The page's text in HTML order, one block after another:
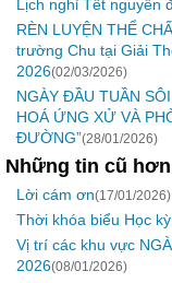
Lịch nghỉ Tết nguyên
RÈN LUYỆN THỂ
trường Chu tại Giải
2026(02/03/2026)
NGÀY ĐẦU TUẦN
HOÁ ỨNG XỬ VÀ
ĐƯỜNG”(28/01/2026)
Những tin cũ hơn
Lời cám ơn(17/01/2026)
Thời khóa biểu Học
Vị trí các khu vực
2026(08/01/2026)